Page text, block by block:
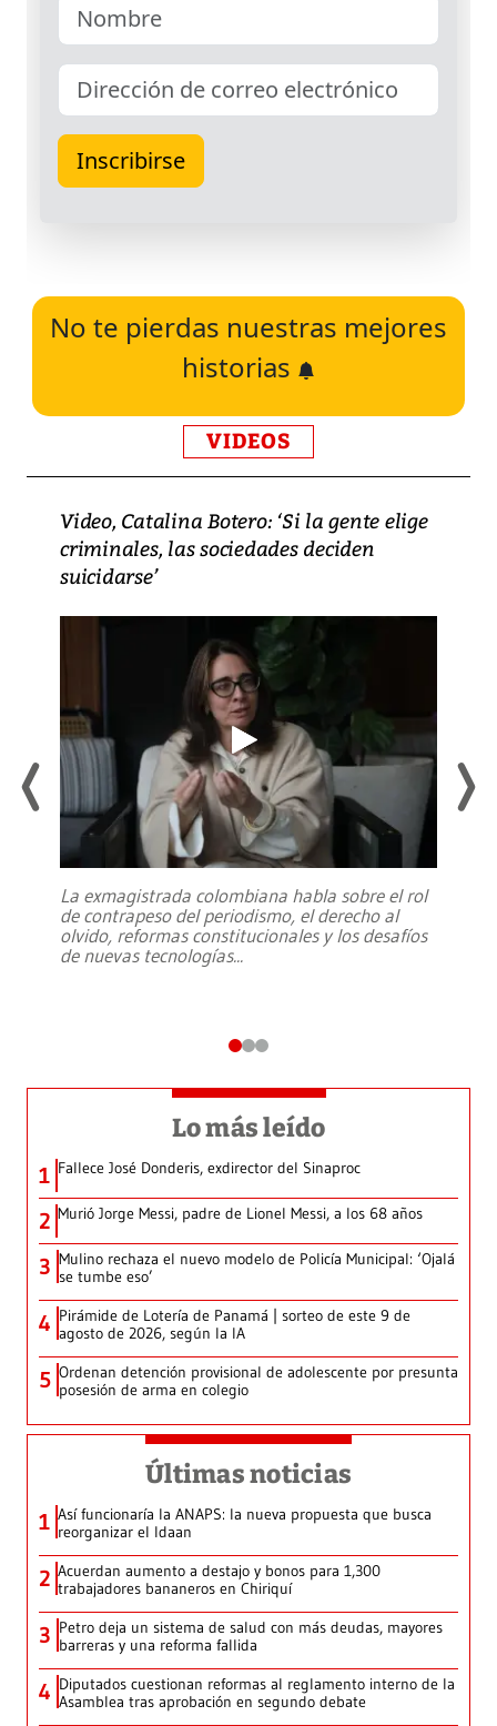
No te pierdas nuestras mejores
historias
VIDEOS
Video, Catalina Botero: ‘Si la gente elige
criminales, las sociedades deciden
suicidarse’
La exmagistrada colombiana habla sobre el rol
de contrapeso del periodismo, el derecho al
olvido, reformas constitucionales y los desafíos
de nuevas tecnologías...
Lo más leído
1 Fallece José Donderis, exdirector del Sinaproc
2 Murió Jorge Messi, padre de Lionel Messi, a los 68 años
3 Mulino rechaza el nuevo modelo de Policía Municipal: ‘Ojalá
se tumbe eso’
4 Pirámide de Lotería de Panamá | sorteo de este 9 de
agosto de 2026, según la IA
5 Ordenan detención provisional de adolescente por presunta
posesión de arma en colegio
Últimas noticias
1 Así funcionaría la ANAPS: la nueva propuesta que busca
reorganizar el Idaan
2 Acuerdan aumento a destajo y bonos para 1,300
trabajadores bananeros en Chiriquí
3 Petro deja un sistema de salud con más deudas, mayores
barreras y una reforma fallida
4 Diputados cuestionan reformas al reglamento interno de la
Asamblea tras aprobación en segundo debate